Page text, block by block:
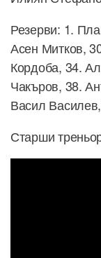
Резерви: 1.
Асен Митков,
Кордоба, 34.
Чакъров, 38.
Васил
Старши